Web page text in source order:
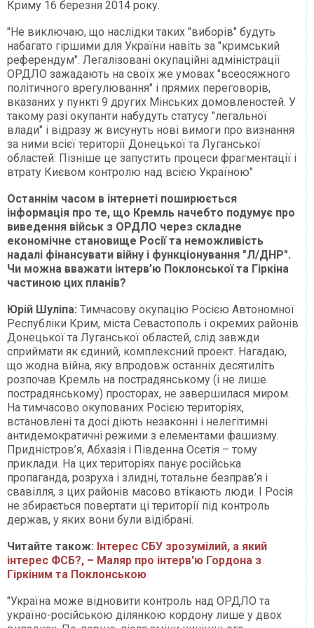
Криму 16 березня 2014 року.
"Не виключаю, що наслідки таких "виборів" будуть
набагато гіршими для України навіть за "кримський
референдум". Легалізовані окупаційні адміністрації
ОРДЛО зажадають на своїх же умовах "всеосяжного
політичного врегулювання" і прямих переговорів,
вказаних у пункті 9 других Мінських домовленостей. У
такому разі окупанти набудуть статусу "легальної
влади" і відразу ж висунуть нові вимоги про визнання
за ними всієї території Донецької та Луганської
областей. Пізніше це запустить процеси фрагментації і
втрату Києвом контролю над всією Україною"
Останнім часом в інтернеті поширюється
інформація про те, що Кремль начебто подумує про
виведення військ з ОРДЛО через складне
економічне становище Росії та неможливість
надалі фінансувати війну і функціонування "Л/ДНР".
Чи можна вважати інтерв’ю Поклонської та Гіркіна
частиною цих планів?
Юрій Шуліпа: Тимчасову окупацію Росією Автономної
Республіки Крим, міста Севастополь і окремих районів
Донецької та Луганської областей, слід завжди
сприймати як єдиний, комплексний проект. Нагадаю,
що жодна війна, яку впродовж останніх десятиліть
розпочав Кремль на пострадянському (і не лише
пострадянському) просторах, не завершилася миром.
На тимчасово окупованих Росією територіях,
встановлені та досі діють незаконні і нелегітимні
антидемократичні режими з елементами фашизму.
Придністров’я, Абхазія і Південна Осетія – тому
приклади. На цих територіях панує російська
пропаганда, розруха і злидні, тотальне безправ’я і
свавілля, з цих районів масово втікають люди. І Росія
не збирається повертати ці території під контроль
держав, у яких вони були відібрані.
Читайте також: Інтерес СБУ зрозумілий, а який
інтерес ФСБ?, – Маляр про інтерв'ю Гордона з
Гіркіним та Поклонською
"Україна може відновити контроль над ОРДЛО та
україно-російською ділянкою кордону лише у двох